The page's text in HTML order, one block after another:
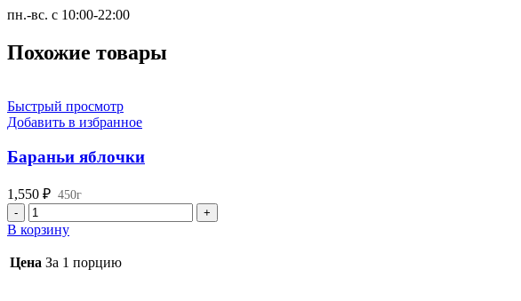
пн.-вс. с 10:00-22:00
Похожие товары
Быстрый просмотр
Добавить в избранное
Бараньи яблочки
1,550 ₽ 450г
Количество
товара
Бараньи
яблочки
В корзину
Цена За 1 порцию